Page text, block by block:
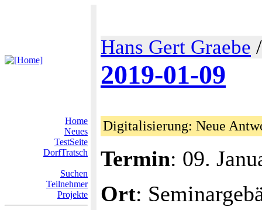
Hans Gert Graebe
2019-01-09
Home
Neues
TestSeite
DorfTratsch
Suchen
Teilnehmer
Projekte
Digitalisierung: Neue
Termin: 09.
Ort: